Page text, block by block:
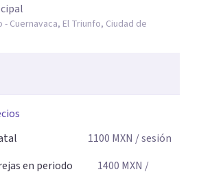
es un acto de valentía y
es acompañarte para que puedas
que estás viviendo, fortalecer tus
y construir una vida más plena y
y valores.
- Cuernavaca, El Triunfo, Ciudad de
1100 MXN / sesión
en periodo
1400 MXN /